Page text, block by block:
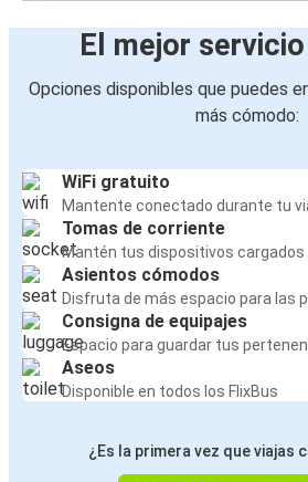
El mejor
Opciones disponibles que puedes
más cómodo:
WiFi gratuito
Mantente conectado durante tu
Tomas de corriente
Mantén tus dispositivos
Asientos cómodos
Disfruta de más espacio para las
Consigna de equipajes
Espacio para guardar tus
Aseos
Disponible en todos los FlixBus
¿Es la primera vez que viajas